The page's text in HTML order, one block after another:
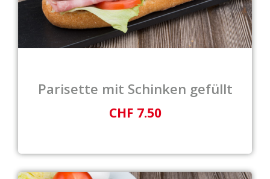
Parisette mit Schinken gefüllt
CHF 7.50